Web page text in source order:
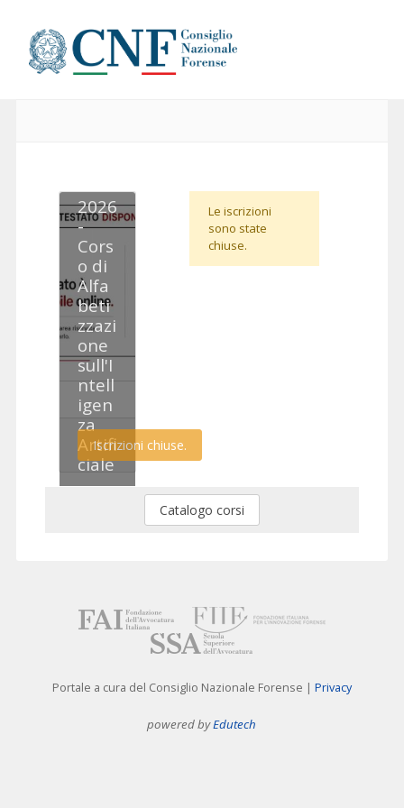
2026
-
Cors
o di
Alfa
beti
zzazi
one
sull'I
ntell
igen
za
Artifi
ciale
Le iscrizioni
sono state
chiuse.
Catalogo corsi
Portale a cura del Consiglio Nazionale Forense | Privacy
powered byEdutech